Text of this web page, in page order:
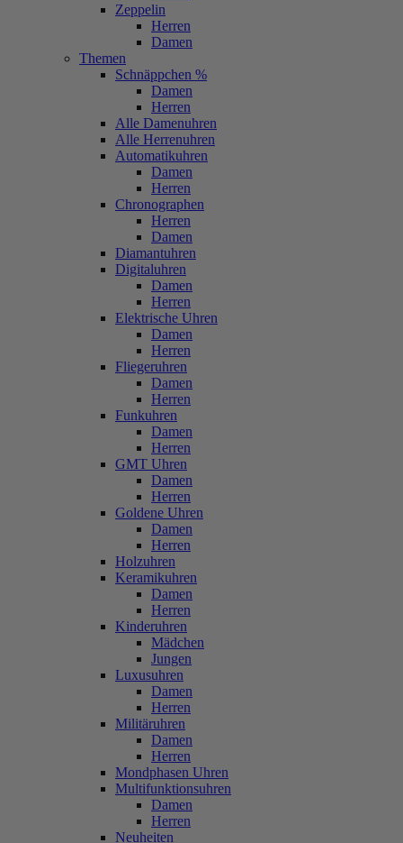
Zeppelin
Herren
Damen
Themen
Schnäppchen %
Damen
Herren
Alle Damenuhren
Alle Herrenuhren
Automatikuhren
Damen
Herren
Chronographen
Herren
Damen
Diamantuhren
Digitaluhren
Damen
Herren
Elektrische Uhren
Damen
Herren
Fliegeruhren
Damen
Herren
Funkuhren
Damen
Herren
GMT Uhren
Damen
Herren
Goldene Uhren
Damen
Herren
Holzuhren
Keramikuhren
Damen
Herren
Kinderuhren
Mädchen
Jungen
Luxusuhren
Damen
Herren
Militäruhren
Damen
Herren
Mondphasen Uhren
Multifunktionsuhren
Damen
Herren
Neuheiten